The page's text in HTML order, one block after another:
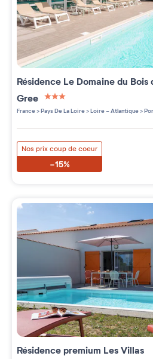
Résidence Le Domaine du Bois
Gree
3 étoiles sur 5
France>Pays De La Loire>Loire - Atlantique>
Nos prix coup de coeur
-15%
Résidence premium Les Villas